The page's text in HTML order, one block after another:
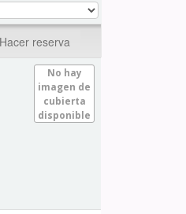
Hacer reserva
No hay
imagen de
cubierta
disponible